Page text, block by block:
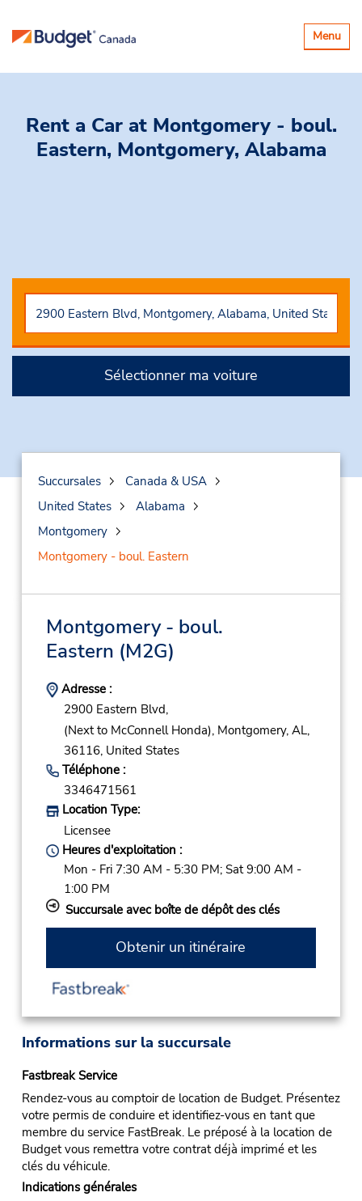
Basculer
la
Menu
Rent a Car at Montgomery - boul.
Eastern, Montgomery, Alabama
Sélectionner ma voiture
Succursales
Canada & USA
United States
Alabama
Montgomery
Montgomery - boul. Eastern
Montgomery - boul.
Eastern (M2G)
Adresse :
2900 Eastern Blvd,
(Next to McConnell Honda), Montgomery, AL,
36116, United States
Téléphone :
3346471561
Location Type:
Licensee
Heures d'exploitation :
Mon - Fri 7:30 AM - 5:30 PM; Sat 9:00 AM -
1:00 PM
Succursale avec boîte de dépôt des clés
Obtenir un itinéraire
Informations sur la succursale
Fastbreak Service
Rendez-vous au comptoir de location de Budget. Présentez
votre permis de conduire et identifiez-vous en tant que
membre du service FastBreak. Le préposé à la location de
Budget vous remettra votre contrat déjà imprimé et les
clés du véhicule.
Indications générales